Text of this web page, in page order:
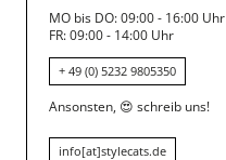
MO bis DO: 09:00 - 16:00 Uhr
FR: 09:00 - 14:00 Uhr
+ 49 (0) 5232 9805350
Ansonsten, 😍 schreib uns!
info[at]stylecats.de